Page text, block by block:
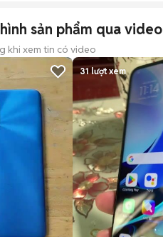
sản phẩm qua video
khi xem tin có video
31lượt xem